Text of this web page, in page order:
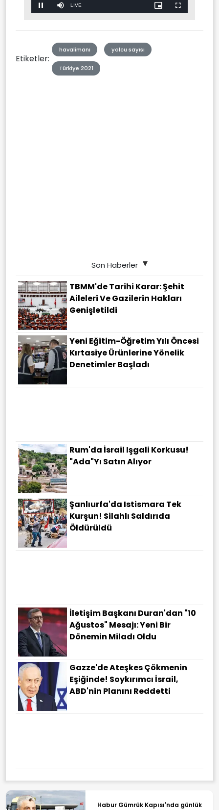
Pause Mute Stream
LIVE
Picture-
in-
Fullscreen
Etiketler:
havalimanı yolcu sayısı
Türkiye 2021
Son Haberler
TBMM'de Tarihi Karar: Şehit
Aileleri Ve Gazilerin Hakları
Genişletildi
Yeni Eğitim-Öğretim Yılı Öncesi
Kırtasiye Ürünlerine Yönelik
Denetimler Başladı
Rum'da İsrail Işgali Korkusu!
"Ada"yı Satın Alıyor
Şanlıurfa'da Istismara Tek
Kurşun! Silahlı Saldırıda
Öldürüldü
İletişim Başkanı Duran'dan "10
Ağustos" Mesajı: Yeni Bir
Dönemin Miladı Oldu
Gazze'de Ateşkes Çökmenin
Eşiğinde! Soykırımcı İsrail,
ABD'nin Planını Reddetti
Habur Gümrük Kapısı'nda günlük